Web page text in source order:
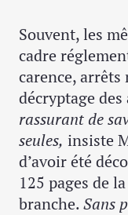
Souvent, les
cadre
carence, arrêts
décryptage
rassurant de
seules, insiste
d’avoir été
125 pages de
branche. Sans